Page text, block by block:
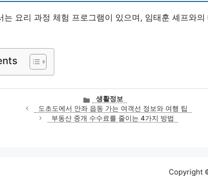
는 요리 과정 체험 프로그램이 있으며, 임태훈 셰프와의
카
테
고
생활정보
도초도에서 안좌 읍동 가는 여객선 정보와 여행 팁
부동산 중개 수수료를 줄이는 4가지 방법
Copyright